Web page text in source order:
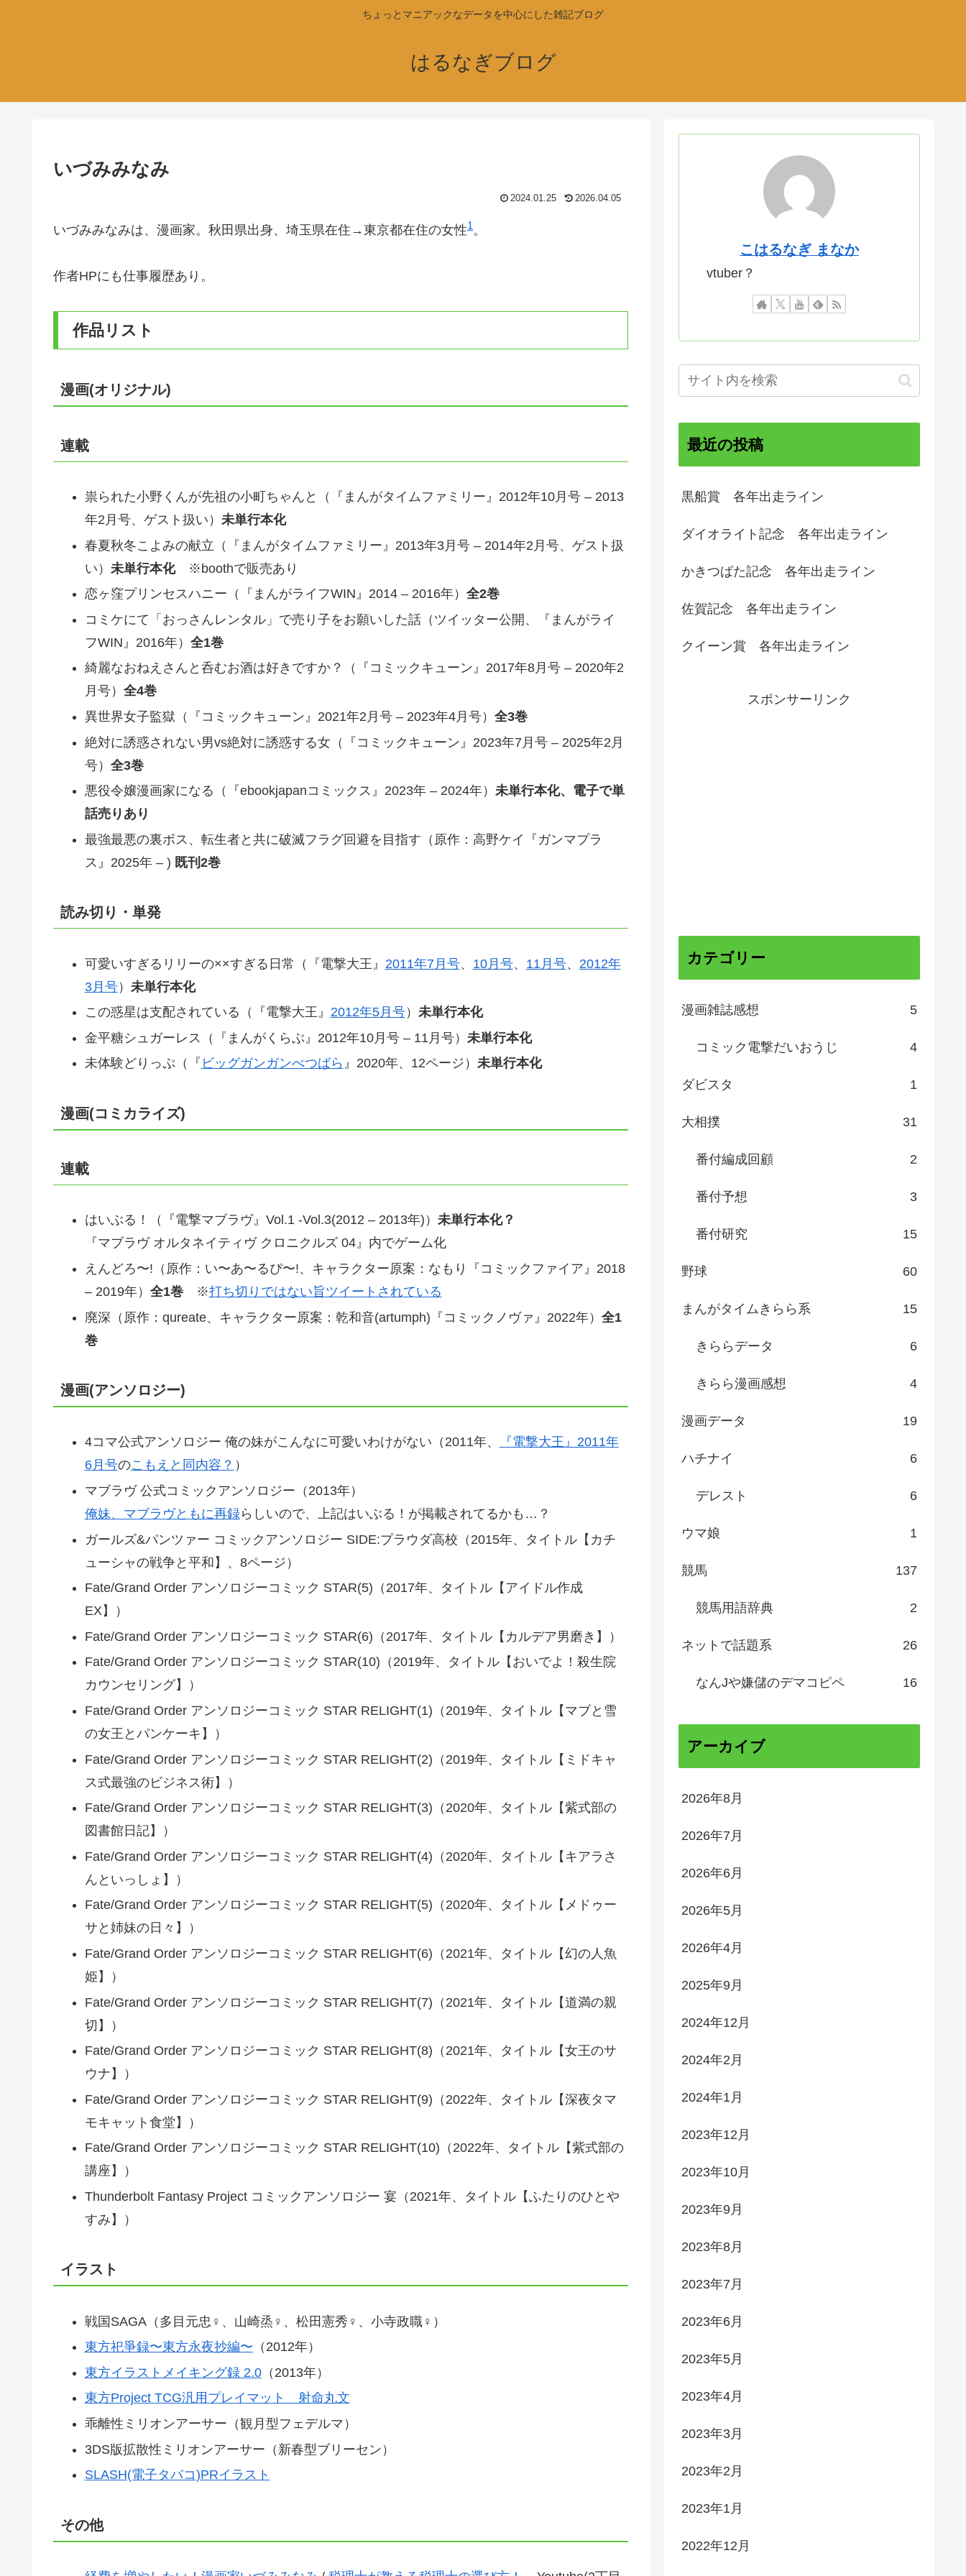
ちょっとマニアックなデータを中心にした雑記ブログ
はるなぎブログ
いづみみなみ
2024.01.25 2026.04.05
いづみみなみは、漫画家。秋田県出身、埼玉県在住→東京都在住の女性1。
作者HPにも仕事履歴あり。
作品リスト
漫画(オリジナル)
連載
祟られた小野くんが先祖の小町ちゃんと（『まんがタイムファミリー』2012年10月号 – 2013
年2月号、ゲスト扱い） 未単行本化
春夏秋冬こよみの献立（『まんがタイムファミリー』2013年3月号 – 2014年2月号、ゲスト扱
い） 未単行本化※boothで販売あり
恋ヶ窪プリンセスハニー（『まんがライフWIN』2014 – 2016年） 全2巻
コミケにて「おっさんレンタル」で売り子をお願いした話（ツイッター公開、『まんがライ
フWIN』2016年） 全1巻
綺麗なおねえさんと呑むお酒は好きですか？（『コミックキューン』2017年8月号 – 2020年2
月号） 全4巻
異世界女子監獄（『コミックキューン』2021年2月号 – 2023年4月号） 全3巻
絶対に誘惑されない男vs絶対に誘惑する女（『コミックキューン』2023年7月号 – 2025年2月
号） 全3巻
悪役令嬢漫画家になる（『ebookjapanコミックス』2023年 – 2024年） 未単行本化、電子で単
話売りあり
最強最悪の裏ボス、転生者と共に破滅フラグ回避を目指す（原作：高野ケイ『ガンマプラ
ス』2025年 – ) 既刊2巻
読み切り・単発
可愛いすぎるリリーの××すぎる日常（『電撃大王』 2011年7月号、 10月号、 11月号、 2012年
3月号） 未単行本化
この惑星は支配されている（『電撃大王』 2012年5月号） 未単行本化
金平糖シュガーレス（『まんがくらぶ』2012年10月号 – 11月号） 未単行本化
未体験どりっぷ（『 ビッグガンガンべつばら 』2020年、12ページ） 未単行本化
漫画(コミカライズ)
連載
はいぶる！（『電撃マブラヴ』Vol.1 -Vol.3(2012 – 2013年)） 未単行本化？
『マブラヴ オルタネイティヴ クロニクルズ 04』内でゲーム化
えんどろ〜!（原作：い〜あ〜るぴ〜!、キャラクター原案：なもり『コミックファイア』2018
– 2019年） 全1巻※打ち切りではない旨ツイートされている
廃深（原作：qureate、キャラクター原案：乾和音(artumph)『コミックノヴァ』2022年） 全1
巻
漫画(アンソロジー)
4コマ公式アンソロジー 俺の妹がこんなに可愛いわけがない（2011年、
『電撃大王』2011年
6月号のこもえと同内容？ ）
マブラヴ 公式コミックアンソロジー（2013年）
俺妹、マブラヴともに再録らしいので、上記はいぶる！が掲載されてるかも…？
ガールズ&パンツァー コミックアンソロジー SIDE:プラウダ高校（2015年、タイトル【カチ
ューシャの戦争と平和】、8ページ）
Fate/Grand Order アンソロジーコミック STAR(5)（2017年、タイトル【アイドル作成
EX】）
Fate/Grand Order アンソロジーコミック STAR(6)（2017年、タイトル【カルデア男磨き】）
Fate/Grand Order アンソロジーコミック STAR(10)（2019年、タイトル【おいでよ！殺生院
カウンセリング】）
Fate/Grand Order アンソロジーコミック STAR RELIGHT(1)（2019年、タイトル【マブと雪
の女王とパンケーキ】）
Fate/Grand Order アンソロジーコミック STAR RELIGHT(2)（2019年、タイトル【ミドキャ
ス式最強のビジネス術】）
Fate/Grand Order アンソロジーコミック STAR RELIGHT(3)（2020年、タイトル【紫式部の
図書館日記】）
Fate/Grand Order アンソロジーコミック STAR RELIGHT(4)（2020年、タイトル【キアラさ
んといっしょ】）
Fate/Grand Order アンソロジーコミック STAR RELIGHT(5)（2020年、タイトル【メドゥー
サと姉妹の日々】）
Fate/Grand Order アンソロジーコミック STAR RELIGHT(6)（2021年、タイトル【幻の人魚
姫】）
Fate/Grand Order アンソロジーコミック STAR RELIGHT(7)（2021年、タイトル【道満の親
切】）
Fate/Grand Order アンソロジーコミック STAR RELIGHT(8)（2021年、タイトル【女王のサ
ウナ】）
Fate/Grand Order アンソロジーコミック STAR RELIGHT(9)（2022年、タイトル【深夜タマ
モキャット食堂】）
Fate/Grand Order アンソロジーコミック STAR RELIGHT(10)（2022年、タイトル【紫式部の
講座】）
Thunderbolt Fantasy Project コミックアンソロジー 宴（2021年、タイトル【ふたりのひとや
すみ】）
イラスト
戦国SAGA（多目元忠♀、山崎烝♀、松田憲秀♀、小寺政職♀）
東方祀爭録〜東方永夜抄編〜 （2012年）
東方イラストメイキング録 2.0（2013年）
東方Project TCG汎用プレイマット 射命丸文
乖離性ミリオンアーサー（観月型フェデルマ）
3DS版拡散性ミリオンアーサー（新春型ブリーセン）
SLASH(電子タバコ)PRイラスト
その他
こはるなぎ まなか
vtuber？
最近の投稿
黒船賞 各年出走ライン
ダイオライト記念 各年出走ライン
かきつばた記念 各年出走ライン
佐賀記念 各年出走ライン
クイーン賞 各年出走ライン
スポンサーリンク
カテゴリー
漫画雑誌感想 5
コミック電撃だいおうじ 4
ダビスタ 1
大相撲 31
番付編成回顧 2
番付予想 3
番付研究 15
野球 60
まんがタイムきらら系 15
きららデータ 6
きらら漫画感想 4
漫画データ 19
ハチナイ 6
デレスト 6
ウマ娘 1
競馬 137
競馬用語辞典 2
ネットで話題系 26
なんJや嫌儲のデマコピペ 16
アーカイブ
2026年8月
2026年7月
2026年6月
2026年5月
2026年4月
2025年9月
2024年12月
2024年2月
2024年1月
2023年12月
2023年10月
2023年9月
2023年8月
2023年7月
2023年6月
2023年5月
2023年4月
2023年3月
2023年2月
2023年1月
2022年12月